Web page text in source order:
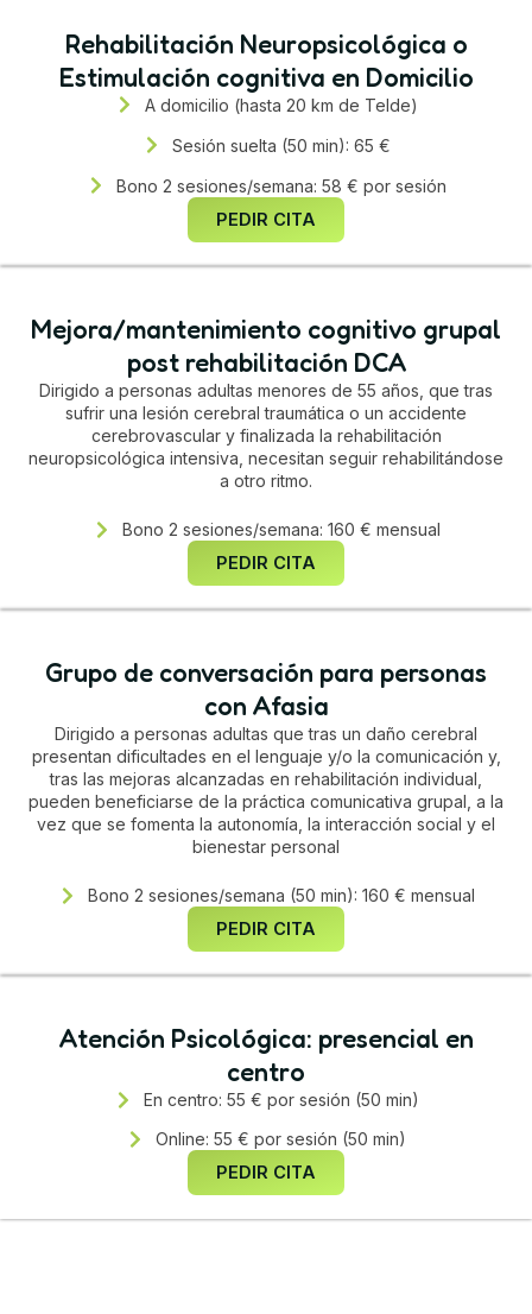
Rehabilitación Neuropsicológica o
Estimulación cognitiva en Domicilio
A domicilio (hasta 20 km de Telde)
Sesión suelta (50 min): 65 €
Bono 2 sesiones/semana: 58 € por sesión
PEDIR CITA
Mejora/mantenimiento cognitivo grupal
post rehabilitación DCA
Dirigido a personas adultas menores de 55 años, que tras
sufrir una lesión cerebral traumática o un accidente
cerebrovascular y finalizada la rehabilitación
neuropsicológica intensiva, necesitan seguir rehabilitándose
a otro ritmo.
Bono 2 sesiones/semana: 160 € mensual
PEDIR CITA
Grupo de conversación para personas
con Afasia
Dirigido a personas adultas que tras un daño cerebral
presentan dificultades en el lenguaje y/o la comunicación y,
tras las mejoras alcanzadas en rehabilitación individual,
pueden beneficiarse de la práctica comunicativa grupal, a la
vez que se fomenta la autonomía, la interacción social y el
bienestar personal
Bono 2 sesiones/semana (50 min): 160 € mensual
PEDIR CITA
Atención Psicológica: presencial en
centro
En centro: 55 € por sesión (50 min)
Online: 55 € por sesión (50 min)
PEDIR CITA